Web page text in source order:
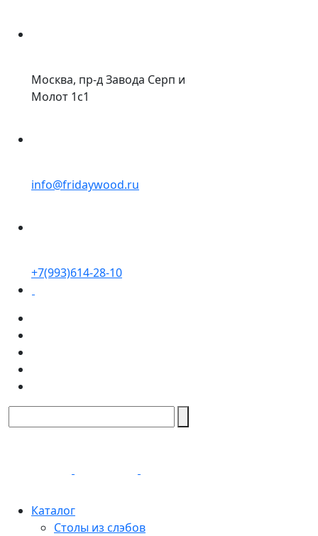
Москва, пр-д Завода Серп и
Молот 1с1
info@fridaywood.ru
+7(993)614-28-10
Каталог
Столы из слэбов